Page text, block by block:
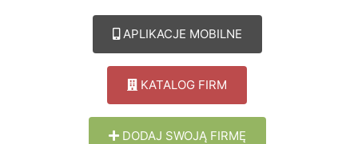
APLIKACJE MOBILNE
KATALOG FIRM
DODAJ SWOJĄ FIRMĘ